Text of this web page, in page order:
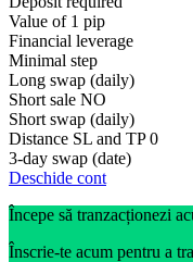
Value of 1 pip
Financial leverage
Minimal step
Long swap (daily)
Short sale NO
Short swap (daily)
Distance SL and TP 0
3-day swap (date)
Deschide cont
Începe să tranzacționezi
Înscrie-te acum pentru a